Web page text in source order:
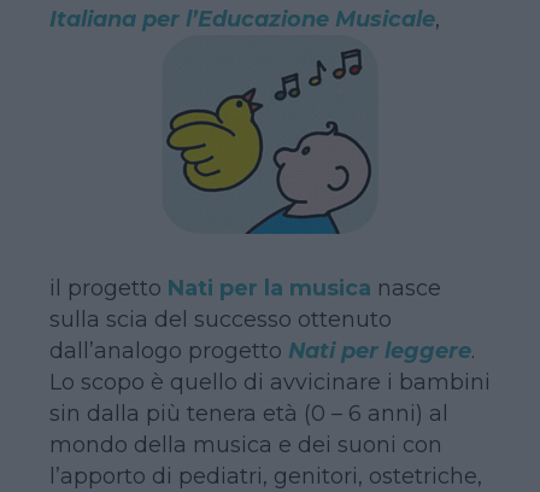
Italiana per l’Educazione Musicale,
il progetto Nati per la musica nasce
sulla scia del successo ottenuto
dall’analogo progetto Nati per leggere.
Lo scopo è quello di avvicinare i bambini
sin dalla più tenera età (0 – 6 anni) al
mondo della musica e dei suoni con
l’apporto di pediatri, genitori, ostetriche,